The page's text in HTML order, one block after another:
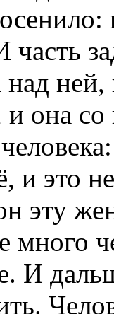
часть
над
и она
и это
эту
много
И